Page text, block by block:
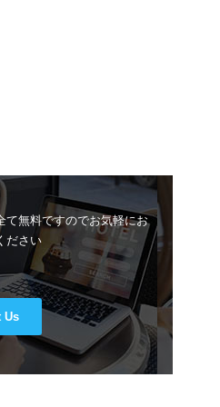
て無料ですのでお気軽にお
ださい
Us